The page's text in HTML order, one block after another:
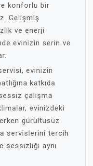
konforlu bir
Gelişmiş
ve enerji
evinizin serin ve
evinizin
katkıda
çalışma
evinizdeki
gürültüsüz
servislerini tercih
sessizliği aynı